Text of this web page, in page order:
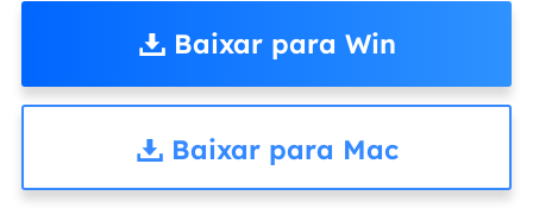
Baixar para Win
Baixar para Mac